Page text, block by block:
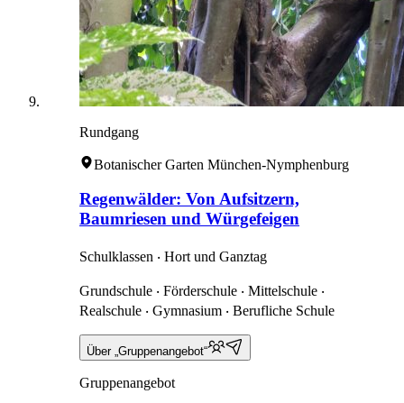
Rundgang
Botanischer Garten München-Nymphenburg
Regenwälder: Von Aufsitzern,
Baumriesen und Würgefeigen
Schulklassen ‧ Hort und Ganztag
Grundschule ‧ Förderschule ‧ Mittelschule ‧
Realschule ‧ Gymnasium ‧ Berufliche Schule
Über „Gruppenangebot“
Gruppenangebot